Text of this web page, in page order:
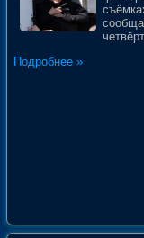
Подробнее »